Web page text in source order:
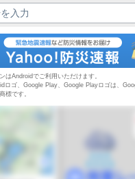
入力
はAndroidでご利用いただけます。
ロゴ、Google Play、Google Playロゴは、
標です。